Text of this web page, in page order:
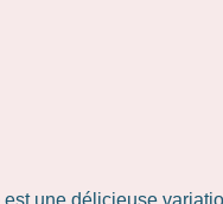
est une délicieuse